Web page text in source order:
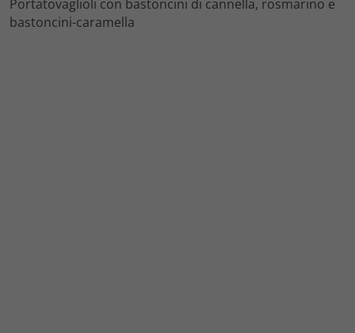
Portatovaglioli con bastoncini di cannella, rosmarino e
bastoncini-caramella